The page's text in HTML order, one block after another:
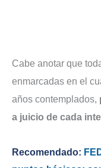
Cabe anotar que
enmarcadas en el
años contemplados,
a juicio de cada
Recomendado: